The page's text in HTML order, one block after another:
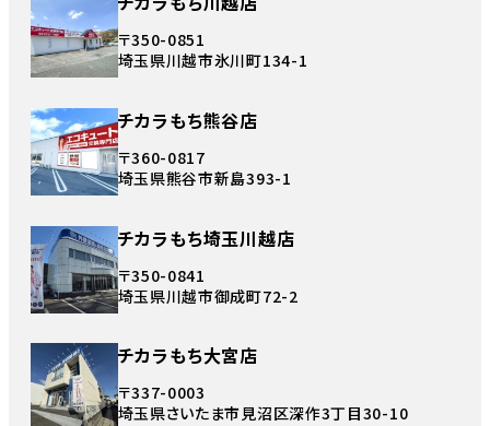
〒350-0851
埼玉県川越市氷川町134-1
チカラもち熊谷店
〒360-0817
埼玉県熊谷市新島393-1
チカラもち埼玉川越店
〒350-0841
埼玉県川越市御成町72-2
チカラもち大宮店
〒337-0003
埼玉県さいたま市見沼区深作3丁目30-10